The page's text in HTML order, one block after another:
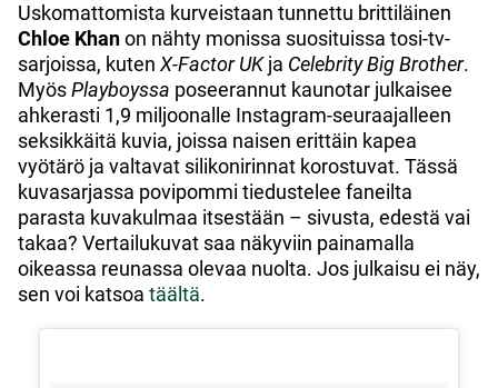
Uskomattomista kurveistaan tunnettu brittiläinen
Chloe Khanon nähty monissa suosituissa tosi-tv-
sarjoissa, kutenX-Factor UKja Celebrity Big Brother.
MyösPlayboyssa poseerannut kaunotar julkaisee
ahkerasti 1,9 miljoonalle Instagram-seuraajalleen
seksikkäitä kuvia, joissa naisen erittäin kapea
vyötärö ja valtavat silikonirinnat korostuvat. Tässä
kuvasarjassa povipommi tiedustelee faneilta
parasta kuvakulmaa itsestään – sivusta, edestä vai
takaa? Vertailukuvat saa näkyviin painamalla
oikeassa reunassa olevaa nuolta. Jos julkaisu ei näy,
sen voi katsoa täältä.